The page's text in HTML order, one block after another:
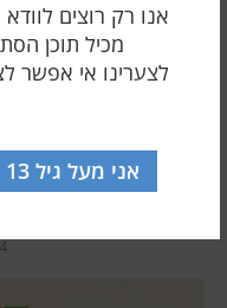
מכיל תוכן
לצערינו אי אפשר
אני מעל גיל 13
24